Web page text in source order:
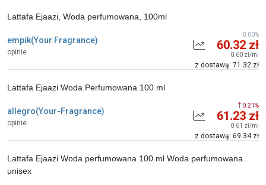
empik(Your Fragrance)
opinie
Lattafa Ejaazi, Woda perfumowana, 100ml
60.32 zł
0.60 zł/ml
z dostawą: 71.32 zł
0.00%
allegro(Your-Fragrance)
opinie
Lattafa Ejaazi Woda Perfumowana 100 ml
61.23 zł
0.61 zł/ml
z dostawą: 69.34 zł
0.21%
Lattafa Ejaazi Woda perfumowana 100 ml Woda perfumowana
unisex